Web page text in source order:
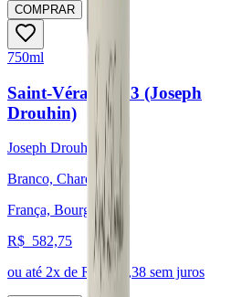
COMPRAR
750ml
Saint-Véran 2023 (Joseph
Drouhin)
Joseph Drouhin
Branco, Chardonnay
França, Bourgogne
R$ 582,75
ou até 2x de R$ 291,38 sem juros